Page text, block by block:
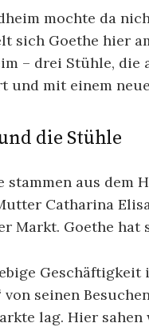
mochte da
sich Goethe hier
– drei Stühle, die
und mit einem
die Stühle
stammen aus dem
Catharina
Markt. Goethe hat
Geschäftigkeit
von seinen
lag. Hier